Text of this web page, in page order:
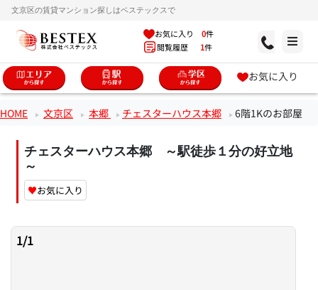
文京区の賃貸マンション探しはベステックスで
お気に入り 0件
閲覧履歴 1件
お気に入り
HOME 文京区 本郷 チェスターハウス本郷 6階1Kのお部屋
チェスターハウス本郷 ～駅徒歩１分の好立地
～
♥お気に入り
1/1